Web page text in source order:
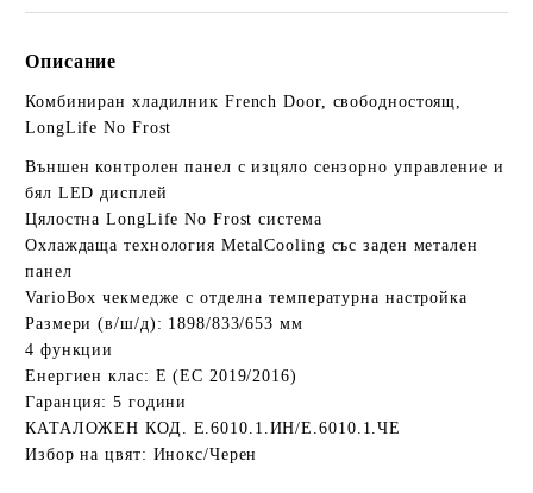
Описание
Комбиниран хладилник French Door, свободностоящ,
LongLife No Frost
Външен контролен панел с изцяло сензорно управление и
бял LED дисплей
Цялостна LongLife No Frost система
Охлаждаща технология MetalCooling със заден метален
панел
VarioBox чекмедже с отделна температурна настройка
Размери (в/ш/д): 1898/833/653 мм
4 функции
Енергиен клас: Е (ЕС 2019/2016)
Гаранция: 5 години
КАТАЛОЖЕН КОД. Е.6010.1.ИН/Е.6010.1.ЧЕ
Избор на цвят: Инокс/Черен